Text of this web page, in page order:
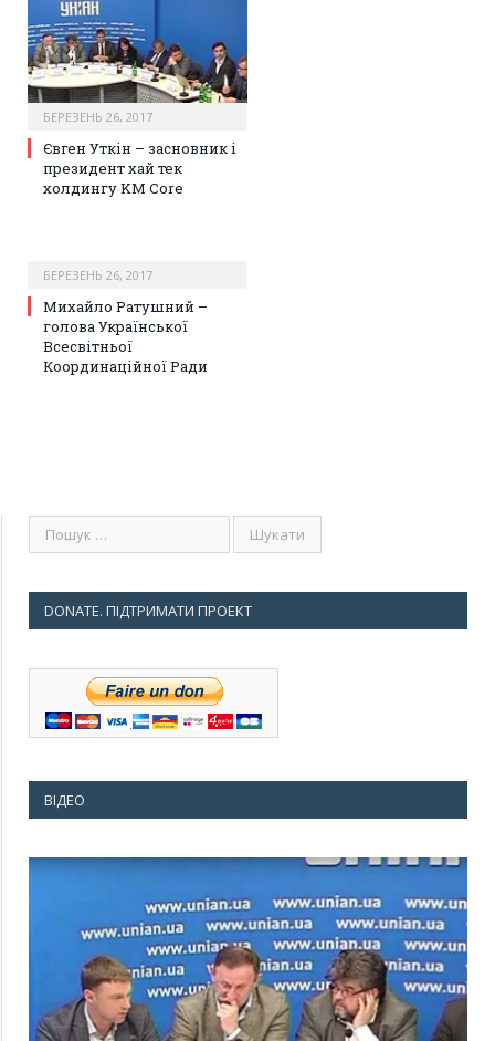
БЕРЕЗЕНЬ 26, 2017
Євген Уткін – засновник і
президент хай тек
холдингу KM Core
БЕРЕЗЕНЬ 26, 2017
Михайло Ратушний –
голова Української
Всесвітньої
Координаційної Ради
DONATE. ПІДТРИМАТИ ПРОЕКТ
ВІДЕО